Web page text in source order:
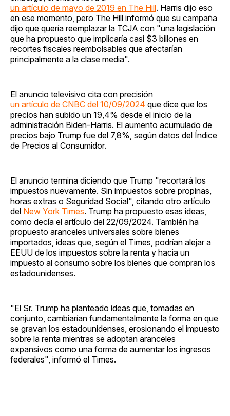
un artículo de mayo de 2019 en The Hill. Harris dijo eso
en ese momento, pero The Hill informó que su campaña
dijo que quería reemplazar la TCJA con "una legislación
que ha propuesto que implicaría casi $3 billones en
recortes fiscales reembolsables que afectarían
principalmente a la clase media".
El anuncio televisivo cita con precisión
un artículo de CNBC del 10/09/2024 que dice que los
precios han subido un 19,4% desde el inicio de la
administración Biden-Harris. El aumento acumulado de
precios bajo Trump fue del 7,8%, según datos del Índice
de Precios al Consumidor.
El anuncio termina diciendo que Trump "recortará los
impuestos nuevamente. Sin impuestos sobre propinas,
horas extras o Seguridad Social", citando otro artículo
del New York Times. Trump ha propuesto esas ideas,
como decía el artículo del 22/09/2024. También ha
propuesto aranceles universales sobre bienes
importados, ideas que, según el Times, podrían alejar a
EEUU de los impuestos sobre la renta y hacia un
impuesto al consumo sobre los bienes que compran los
estadounidenses.
"El Sr. Trump ha planteado ideas que, tomadas en
conjunto, cambiarían fundamentalmente la forma en que
se gravan los estadounidenses, erosionando el impuesto
sobre la renta mientras se adoptan aranceles
expansivos como una forma de aumentar los ingresos
federales", informó el Times.